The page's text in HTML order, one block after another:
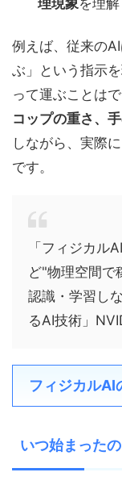
例えば、従来の
ぶ」という指示
って運ぶことは
コップの重さ、
しながら、実際
です。
「フィジカル
ど"物理空間で
認識・学習し
るAI技術」
フィジカルAI
いつ始まった